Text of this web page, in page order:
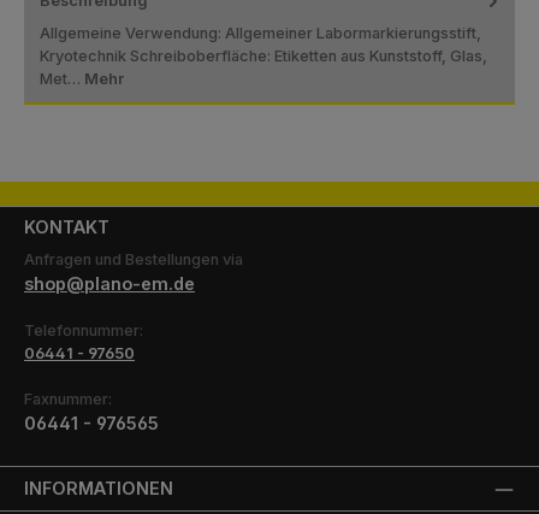
Allgemeine Verwendung: Allgemeiner Labormarkierungsstift,
Kryotechnik Schreiboberfläche: Etiketten aus Kunststoff, Glas,
Met… Mehr
KONTAKT
Anfragen und Bestellungen via
shop@plano-em.de
Telefonnummer:
06441 - 97650
Faxnummer:
06441 - 976565
INFORMATIONEN